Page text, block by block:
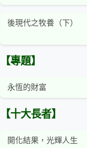
後現代之牧養（下）
【專題】
永恆的財富
【十大長者】
開化結果，光輝人生